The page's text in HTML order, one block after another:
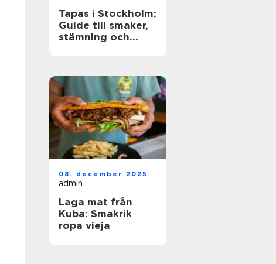
Tapas i Stockholm:
Guide till smaker,
stämning och
08. december 2025
admin
Laga mat från
Kuba: Smakrik
ropa vieja